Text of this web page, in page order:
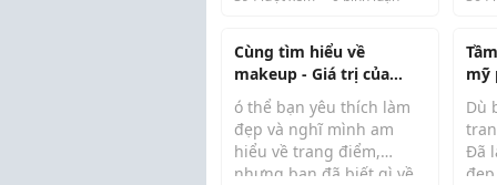
dựng thương hiệu ...
Cùng tìm hiểu về
makeup - Giá trị của
nghề trang điểm hiện
nay
ó thể bạn yêu thích làm
đẹp và nghĩ mình am
hiểu về trang điểm,
nhưng bạn đã biết gì về
mỹ
Dù
Đã